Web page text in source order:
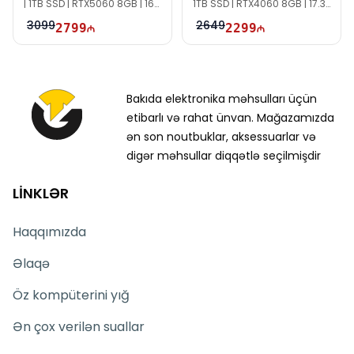
| 1TB SSD | RTX5060 8GB | 16"
WUXGA | 165Hz | Win11
30992799
1TB SSD | RTX4060 8GB | 17.3"
FHD | 144Hz
26492299
Bakıda elektronika məhsulları üçün
etibarlı və rahat ünvan. Mağazamızda
ən son noutbuklar, aksessuarlar və
digər məhsullar diqqətlə seçilmişdir
LİNKLƏR
Haqqımızda
Əlaqə
Öz kompüterini yığ
Ən çox verilən suallar